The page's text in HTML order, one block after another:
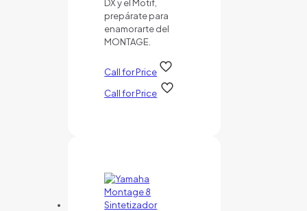
DX y el Motif,
prepárate para
enamorarte del
MONTAGE.
Call for Price
Call for Price